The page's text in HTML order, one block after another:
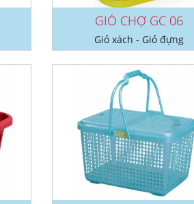
GIỎ CHỢ GC 06
Giỏ xách - Giỏ đựng